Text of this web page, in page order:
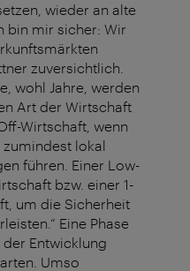
wieder an alte
bin mir sicher: Wir
zuversichtlich.
wohl Jahre, werden
Art der Wirtschaft
Wirtschaft, wenn
zumindest lokal
führen. Einer Low-
bzw. einer 1-
um die Sicherheit
Eine Phase
Entwicklung
Umso